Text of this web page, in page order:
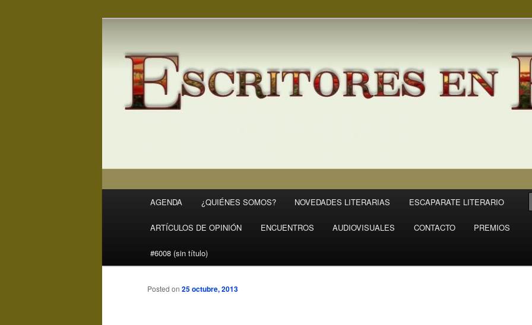
ER
AGENDA ¿QUIÉNES SOMOS? NOVEDADES LITERARIAS ESCAPARATE LITERARIO
ARTÍCULOS DE OPINIÓN ENCUENTROS AUDIOVISUALES CONTACTO PREMIOS
#6008 (sin título)
Posted on 25 octubre, 2013